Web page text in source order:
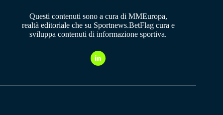
Questi contenuti sono a cura di MMEuropa,
realtà editoriale che su Sportnews.BetFlag cura e
sviluppa contenuti di informazione sportiva.